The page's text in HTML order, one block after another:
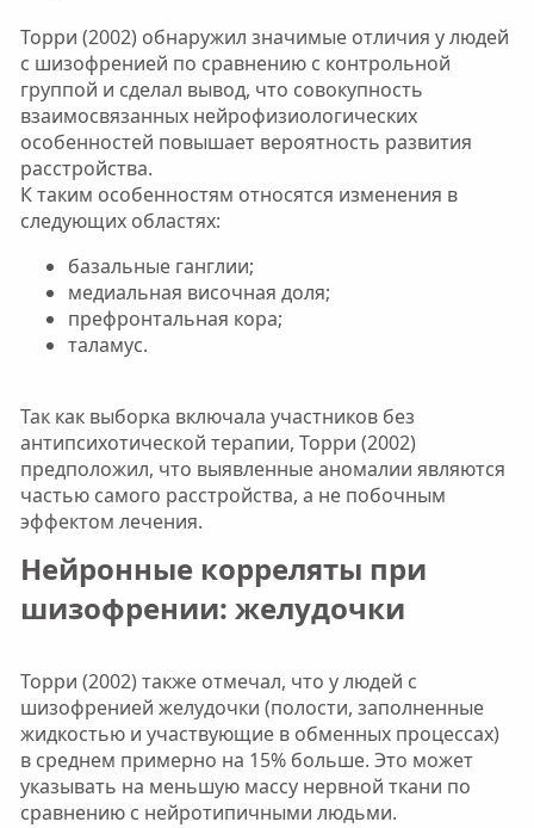
Торри (2002) обнаружил значимые отличия у людей
с шизофренией по сравнению с контрольной
группой и сделал вывод, что совокупность
взаимосвязанных нейрофизиологических
особенностей повышает вероятность развития
расстройства.
К таким особенностям относятся изменения в
следующих областях:
базальные ганглии;
медиальная височная доля;
префронтальная кора;
таламус.
Так как выборка включала участников без
антипсихотической терапии, Торри (2002)
предположил, что выявленные аномалии являются
частью самого расстройства, а не побочным
эффектом лечения.
Нейронные корреляты при
шизофрении: желудочки​
Торри (2002) также отмечал, что у людей с
шизофренией желудочки (полости, заполненные
жидкостью и участвующие в обменных процессах)
в среднем примерно на 15% больше. Это может
указывать на меньшую массу нервной ткани по
сравнению с нейротипичными людьми.